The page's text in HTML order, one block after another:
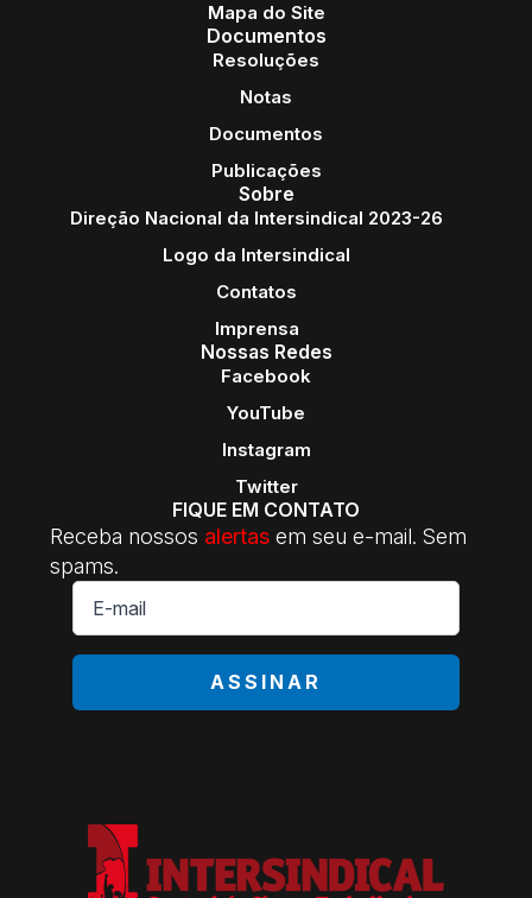
Mapa do Site
Documentos
Resoluções
Notas
Documentos
Publicações
Sobre
Direção Nacional da Intersindical 2023-26
Logo da Intersindical
Contatos
Imprensa
Nossas Redes
Facebook
YouTube
Instagram
Twitter
FIQUE EM CONTATO
Receba nossos alertas em seu e-mail. Sem
spams.
E-
mail
*
ASSINAR